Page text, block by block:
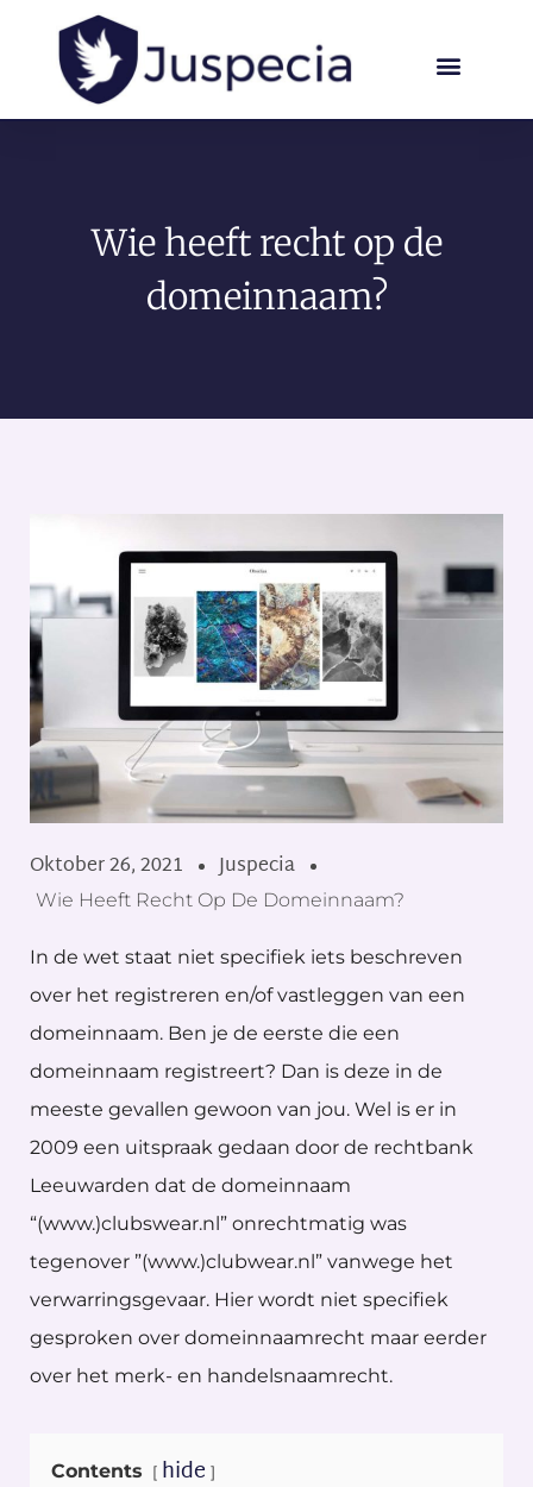
Wie heeft recht op de
domeinnaam?
Oktober 26, 2021 Juspecia
Wie Heeft Recht Op De Domeinnaam?
In de wet staat niet specifiek iets beschreven
over het registreren en/of vastleggen van een
domeinnaam. Ben je de eerste die een
domeinnaam registreert? Dan is deze in de
meeste gevallen gewoon van jou. Wel is er in
2009 een uitspraak gedaan door de rechtbank
Leeuwarden dat de domeinnaam
“(www.)clubswear.nl” onrechtmatig was
tegenover ”(www.)clubwear.nl” vanwege het
verwarringsgevaar. Hier wordt niet specifiek
gesproken over domeinnaamrecht maar eerder
over het merk- en handelsnaamrecht.
Contents
hide